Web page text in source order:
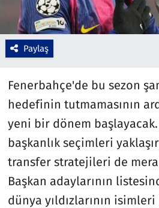
Paylaş
Fenerbahçe'de bu sezon
hedefinin tutmamasının
yeni bir dönem
başkanlık seçimleri
transfer stratejileri de
Başkan adaylarının
dünya yıldızlarının